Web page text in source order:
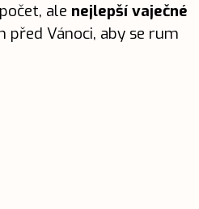
ale nejlepší vaječné
před Vánoci, aby se rum